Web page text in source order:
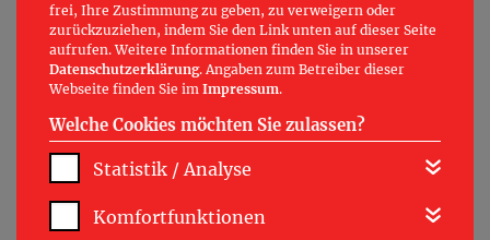
Bedienbarkeit und Zugänglichkeit
Blinde, sehschwache, motorisch eingeschränkte
Personen oder anderweitig beeinträchtigte
Menschen sind Teil der Internetnutzer. Diese
Zielgruppe stößt auf erhebliche Hürden, welche
frei, Ihre Zustimmung zu geben, zu verweigern oder
zurückzuziehen, indem Sie den Link unten auf dieser Seite
aufrufen. Weitere Informationen finden Sie in unserer
Datenschutzerklärung. Angaben zum Betreiber dieser
Webseite finden Sie im Impressum.
Welche Cookies möchten Sie zulassen?
Statistik / Analyse
Komfortfunktionen